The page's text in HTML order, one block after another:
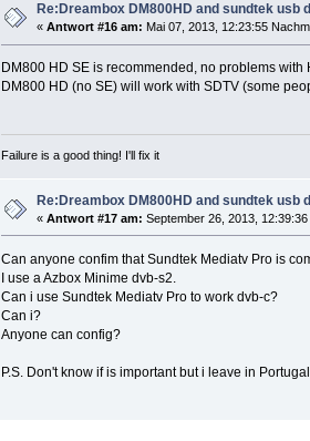
Re:Dreambox DM800HD and sundtek usb
«Antwort #16 am: Mai 07, 2013, 12:23:55
DM800 HD SE is recommended, no problems with
DM800 HD (no SE) will work with SDTV (some
Failure is a good thing! I'll fix it
Re:Dreambox DM800HD and sundtek usb
«Antwort #17 am: September 26, 2013, 12:39:36
Can anyone confim that Sundtek Mediatv Pro is
I use a Azbox Minime dvb-s2.
Can i use Sundtek Mediatv Pro to work dvb-c?
Can i?
Anyone can config?
P.S. Don't know if is important but i leave in Portugal.